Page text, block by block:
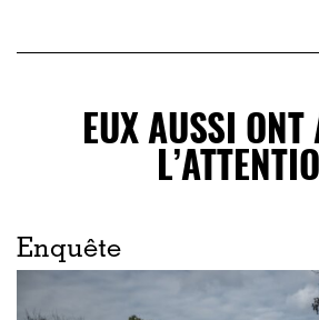
EUX AUSSI ONT
Enquête